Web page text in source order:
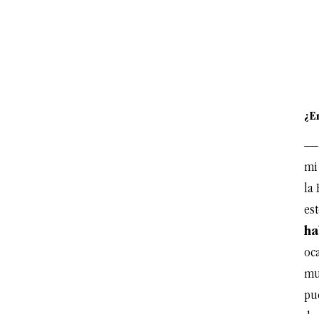
—
la